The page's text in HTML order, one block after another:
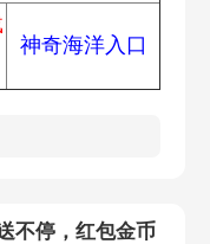
神奇海洋入口
不停，红包金币